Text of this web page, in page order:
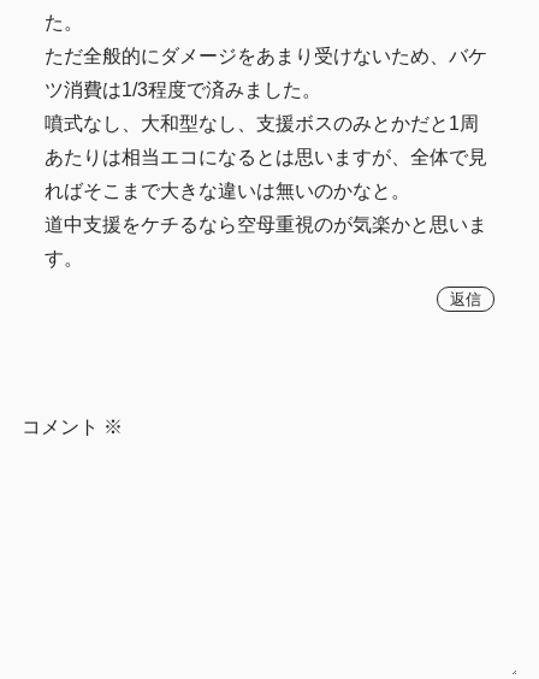
た。
ただ全般的にダメージをあまり受けないため、バケ
ツ消費は1/3程度で済みました。
噴式なし、大和型なし、支援ボスのみとかだと1周
あたりは相当エコになるとは思いますが、全体で見
ればそこまで大きな違いは無いのかなと。
道中支援をケチるなら空母重視のが気楽かと思いま
す。
返信
コメント ※